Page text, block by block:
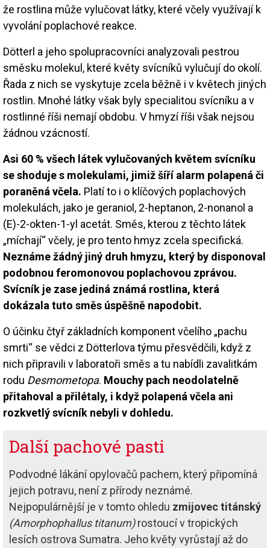
že rostlina může vylučovat látky, které včely využívají k
vyvolání poplachové reakce.
Dötterl a jeho spolupracovníci analyzovali pestrou
směsku molekul, které květy svícníků vylučují do okolí.
Řada z nich se vyskytuje zcela běžně i v květech jiných
rostlin. Mnohé látky však byly specialitou svícníku a v
rostlinné říši nemají obdobu. V hmyzí říši však nejsou
žádnou vzácností.
Asi 60 % všech látek vylučovaných květem svícníku
se shoduje s molekulami, jimiž šíří alarm polapená či
poraněná včela. Platí to i o klíčových poplachových
molekulách, jako je geraniol, 2-heptanon, 2-nonanol a
(E)-2-okten-1-yl acetát. Směs, kterou z těchto látek
„míchají“ včely, je pro tento hmyz zcela specifická.
Neznáme žádný jiný druh hmyzu, který by disponoval
podobnou feromonovou poplachovou zprávou.
Svícník je zase jediná známá rostlina, která
dokázala tuto směs úspěšně napodobit.
O účinku čtyř základních komponent včelího „pachu
smrti“ se vědci z Dötterlova týmu přesvědčili, když z
nich připravili v laboratoři směs a tu nabídli zavalitkám
rodu Desmometopa. Mouchy pach neodolatelně
přitahoval a přilétaly, i když polapená včela ani
rozkvetlý svícník nebyli v dohledu.
Další pachové pasti
Podvodné lákání opylovačů pachem, který připomíná
jejich potravu, není z přírody neznámé.
Nejpopulárnější je v tomto ohledu zmijovec titánský
(Amorphophallus titanum)rostoucí v tropických
lesích ostrova Sumatra. Jeho květy vyrůstají až do